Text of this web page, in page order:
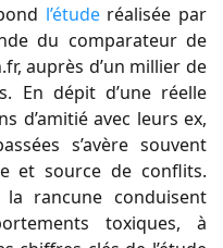
l’étuderéalisée par
du comparateur de
auprès d’un millier de
En dépit d’une réelle
d’amitié avec leurs ex,
s’avère souvent
et source de conflits.
rancune conduisent
toxiques, à